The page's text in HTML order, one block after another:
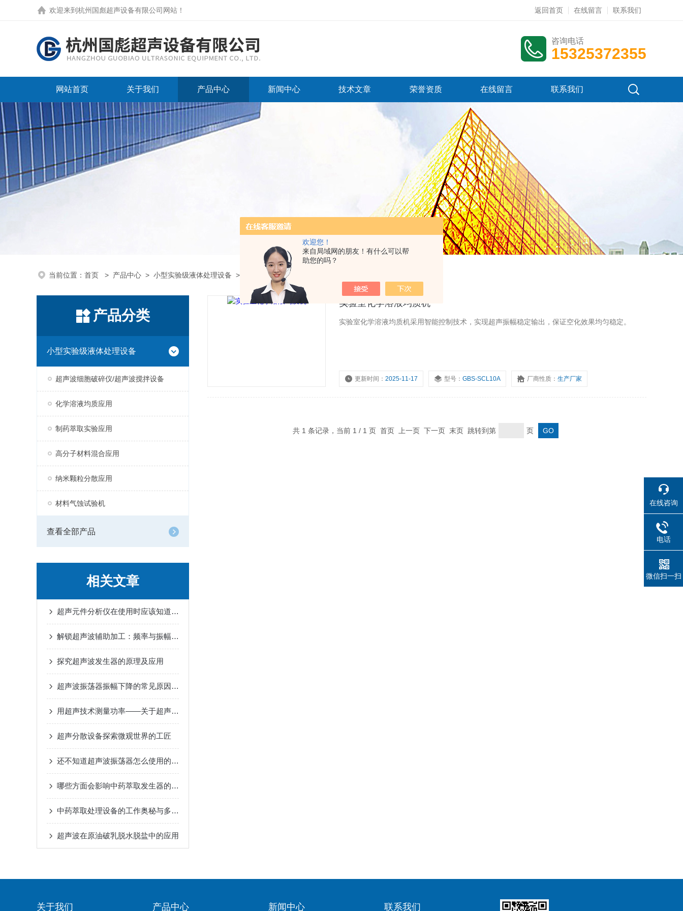
欢迎您！
来自局域网的朋友！有什么可以帮
助您的吗？
欢迎来到 杭州国彪超声设备有限公司网站 ！ 返回首页 在线留言 联系我们
咨询电话
15325372355
网站首页 关于我们 产品中心 新闻中心 技术文章 荣誉资质 在线留言 联系我们
当前位置： 首页 > 产品中心 > 小型实验级液体处理设备 > 化学溶液均质应用
产品分类
小型实验级液体处理设备
超声波细胞破碎仪/超声波搅拌设备
化学溶液均质应用
制药萃取实验应用
高分子材料混合应用
纳米颗粒分散应用
材料气蚀试验机
查看全部产品
相关文章
超声元件分析仪在使用时应该知道和注意哪些
解锁超声波辅助加工：频率与振幅对加工效果的深度影响
探究超声波发生器的原理及应用
超声波振荡器振幅下降的常见原因及解决方案
用超声技术测量功率——关于超声功率测量仪
超声分散设备探索微观世界的工匠
还不知道超声波振荡器怎么使用的，赶快看过来
哪些方面会影响中药萃取发生器的结果
中药萃取处理设备的工作奥秘与多工艺适配场景
超声波在原油破乳脱水脱盐中的应用
实验室化学溶液均质机
实验室化学溶液均质机采用智能控制技术，实现超声振幅稳定输出，保证空化效果均匀稳定。
更新时间：2025-11-17 型号：GBS-SCL10A 厂商性质：生产厂家
共 1 条记录，当前 1 / 1 页 首页 上一页 下一页 末页 跳转到第 页
关于我们 产品中心 新闻中心 联系我们
在线咨询
电话
微信扫一扫